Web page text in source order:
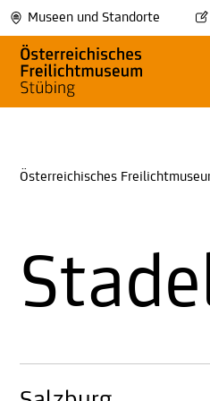
Museen und Standorte
Österreichisches